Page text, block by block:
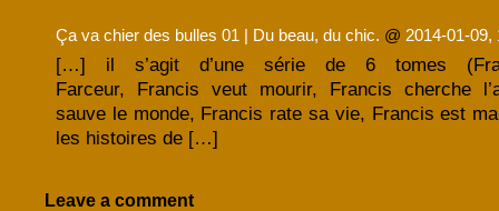
Ça va chier des bulles 01 | Du beau, du chic. @ 2014-01-09,
[…] il s’agit d’une série de 6 tomes
Farceur, Francis veut mourir, Francis cherche
sauve le monde, Francis rate sa vie, Francis est
les histoires de […]
Leave a comment